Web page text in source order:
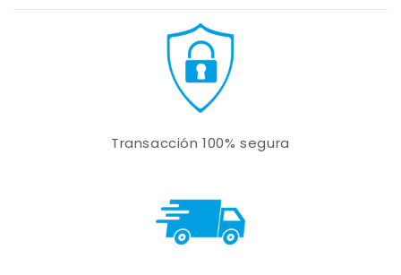
Transacción 100% segura